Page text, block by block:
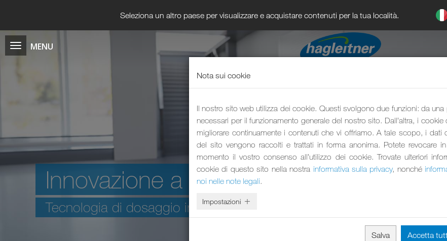
Seleziona un altro paese per visualizzare e acquistare contenuti per la tua località.
Innovazione a livello mondiale ROBOT
Tecnologia di dosaggio intelligente per robot pulitori
Nota sui cookie
Il nostro sito web utilizza dei cookie. Questi svolgono due funzioni: da una
necessari per il funzionamento generale del nostro sito. Dall’altra, i cookie
migliorare continuamente i contenuti che vi offriamo. A tale scopo, i dati
del sito vengono raccolti e trattati in forma anonima. Potete revocare
momento il vostro consenso all’utilizzo dei cookie. Trovate ulteriori
cookie di questo sito nella nostra informativa sulla privacy, nonché
noi nelle note legali.
Impostazioni
Salva Accetta